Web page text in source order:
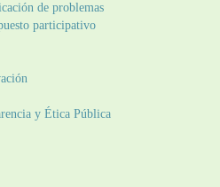
de problemas
participativo​
y Ética Pública